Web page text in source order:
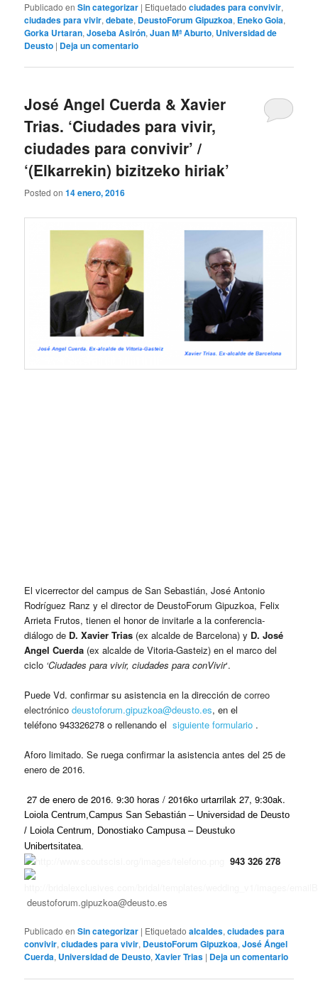
Publicado en Sin categorizar | Etiquetado ciudades para convivir,
ciudades para vivir,debate, DeustoForum Gipuzkoa, Eneko Goia,
Gorka Urtaran,Joseba Asirón,Juan Mª Aburto, Universidad de
Deusto | Deja un comentario
José Angel Cuerda & Xavier
Trias. ‘Ciudades para vivir,
ciudades para convivir’ /
‘(Elkarrekin) bizitzeko hiriak’
Posted on14 enero, 2016
El vicerrector del campus de San Sebastián, José Antonio
Rodríguez Ranz y el director de DeustoForum Gipuzkoa, Felix
Arrieta Frutos, tienen el honor de invitarle a la conferencia-
diálogo de D. Xavier Trias (ex alcalde de Barcelona) y D. José
Angel Cuerda (exalcalde de Vitoria-Gasteiz) en el marco del
ciclo ‘Ciudades para vivir, ciudades para conVivir‘.
Puede Vd. confirmar su asistencia en la dirección decorreo
electrónicodeustoforum.gipuzkoa@deusto.es, en el
teléfono943326278 o rellenando elsiguiente formulario .
Aforo limitado. Se ruega confirmar la asistencia antes del 25 de
enero de 2016.
27 de enero de 2016. 9:30 horas / 2016ko urtarrilak 27, 9:30ak.
Loiola Centrum,Campus San Sebastián – Universidad de Deusto
/ Loiola Centrum, Donostiako Campusa – Deustuko
Unibertsitatea.
943 326 278
deustoforum.gipuzkoa@deusto.es
Publicado en Sin categorizar | Etiquetado alcaldes,ciudades para
convivir,ciudades para vivir, DeustoForum Gipuzkoa,José Ángel
Cuerda, Universidad de Deusto,Xavier Trias | Deja un comentario